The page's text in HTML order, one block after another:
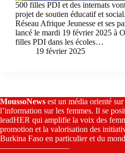
500 filles PDI et des internats
projet de soutien éducatif et
Réseau Afrique Jeunesse et ses
lancé le mardi 19 février 2025 à
filles PDI dans les écoles…
19 février 2025
MoussoNews est un média orienté
l’information sur les femmes. Il se
leadHER qui amplifie la voix des
promotion et la valorisation des
Burkina Faso en particulier et du
————————–